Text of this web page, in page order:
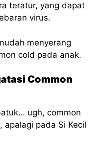
teratur, yang dapat
virus.
menyerang
cold pada anak.
Common
ugh, common
apalagi pada Si Kecil